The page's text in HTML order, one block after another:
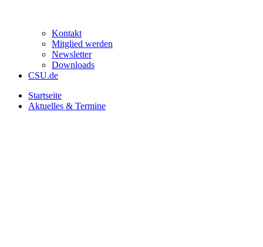
Kontakt
Mitglied werden
Newsletter
Downloads
CSU.de
Startseite
Aktuelles & Termine